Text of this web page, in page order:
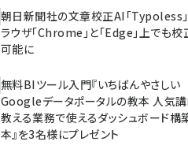
朝日新聞社の文章校正AI「Typoless
ラウザ「Chrome」と「Edge」上でも校
可能に
無料BIツール入門『いちばんやさしい
Googleデータポータルの教本 人気
教える業務で使えるダッシュボード構
本』を3名様にプレゼント